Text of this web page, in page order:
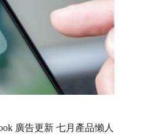
廣告更新 七月產品懶人